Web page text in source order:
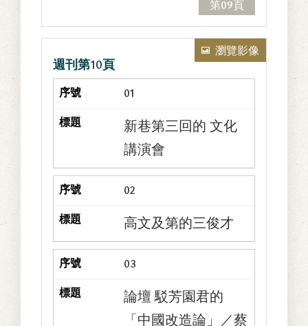
第09頁
週刊第10頁
瀏覽影像
01
新巷第三回的 文化
講演會
02
高文及第的三俊才
03
論壇 駁芳園君的
「中國改造論」／蔡